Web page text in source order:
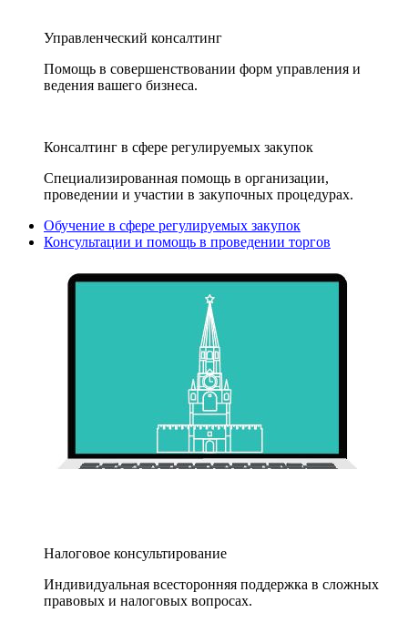
Управленческий консалтинг
Помощь в совершенствовании форм управления и
ведения вашего бизнеса.
Консалтинг в сфере регулируемых закупок
Специализированная помощь в организации,
проведении и участии в закупочных процедурах.
Обучение в сфере регулируемых закупок
Консультации и помощь в проведении торгов
Налоговое консультирование
Индивидуальная всесторонняя поддержка в сложных
правовых и налоговых вопросах.